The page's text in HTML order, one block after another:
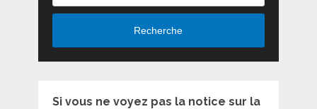
Recherche
Si vous ne voyez pas la notice sur la